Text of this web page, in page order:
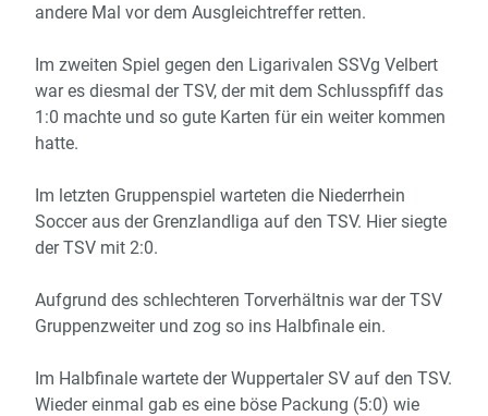
andere Mal vor dem Ausgleichtreffer retten.
Im zweiten Spiel gegen den Ligarivalen SSVg Velbert
war es diesmal der TSV, der mit dem Schlusspfiff das
1:0 machte und so gute Karten für ein weiter kommen
hatte.
Im letzten Gruppenspiel warteten die Niederrhein
Soccer aus der Grenzlandliga auf den TSV. Hier siegte
der TSV mit 2:0.
Aufgrund des schlechteren Torverhältnis war der TSV
Gruppenzweiter und zog so ins Halbfinale ein.
Im Halbfinale wartete der Wuppertaler SV auf den TSV.
Wieder einmal gab es eine böse Packung (5:0) wie